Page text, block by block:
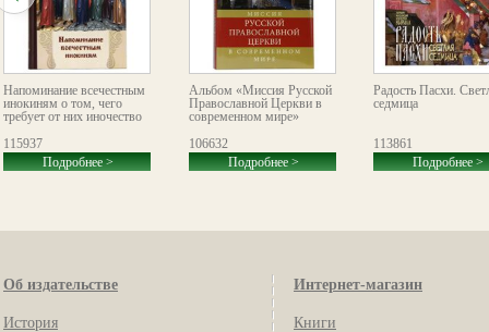
Напоминание всечестным
инокиням о том, чего
требует от них иночество
115937
Подробнее >
Альбом «Миссия Русской
Православной Церкви в
современном мире»
106632
Подробнее >
Радость Пасхи.
седмица
113861
Подробнее >
Об издательстве
История
Интернет-магазин
Книги